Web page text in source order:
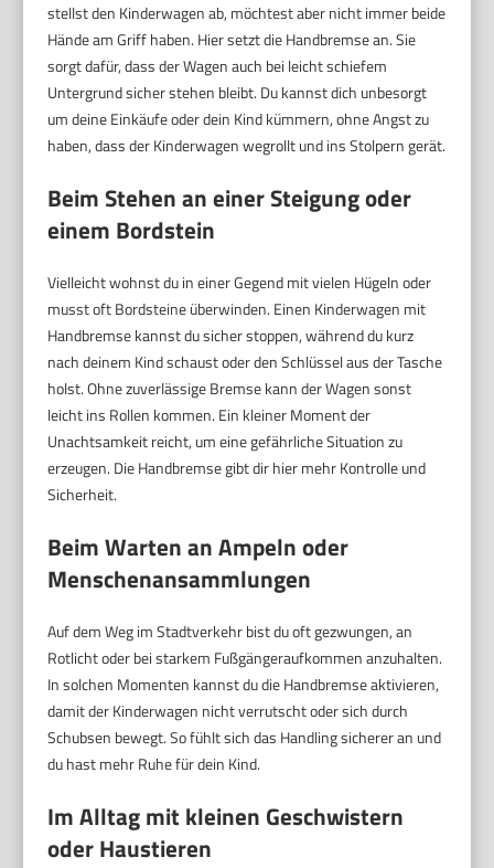
stellst den Kinderwagen ab, möchtest aber nicht immer beide
Hände am Griff haben. Hier setzt die Handbremse an. Sie
sorgt dafür, dass der Wagen auch bei leicht schiefem
Untergrund sicher stehen bleibt. Du kannst dich unbesorgt
um deine Einkäufe oder dein Kind kümmern, ohne Angst zu
haben, dass der Kinderwagen wegrollt und ins Stolpern gerät.
Beim Stehen an einer Steigung oder
einem Bordstein
Vielleicht wohnst du in einer Gegend mit vielen Hügeln oder
musst oft Bordsteine überwinden. Einen Kinderwagen mit
Handbremse kannst du sicher stoppen, während du kurz
nach deinem Kind schaust oder den Schlüssel aus der Tasche
holst. Ohne zuverlässige Bremse kann der Wagen sonst
leicht ins Rollen kommen. Ein kleiner Moment der
Unachtsamkeit reicht, um eine gefährliche Situation zu
erzeugen. Die Handbremse gibt dir hier mehr Kontrolle und
Sicherheit.
Beim Warten an Ampeln oder
Menschenansammlungen
Auf dem Weg im Stadtverkehr bist du oft gezwungen, an
Rotlicht oder bei starkem Fußgängeraufkommen anzuhalten.
In solchen Momenten kannst du die Handbremse aktivieren,
damit der Kinderwagen nicht verrutscht oder sich durch
Schubsen bewegt. So fühlt sich das Handling sicherer an und
du hast mehr Ruhe für dein Kind.
Im Alltag mit kleinen Geschwistern
oder Haustieren